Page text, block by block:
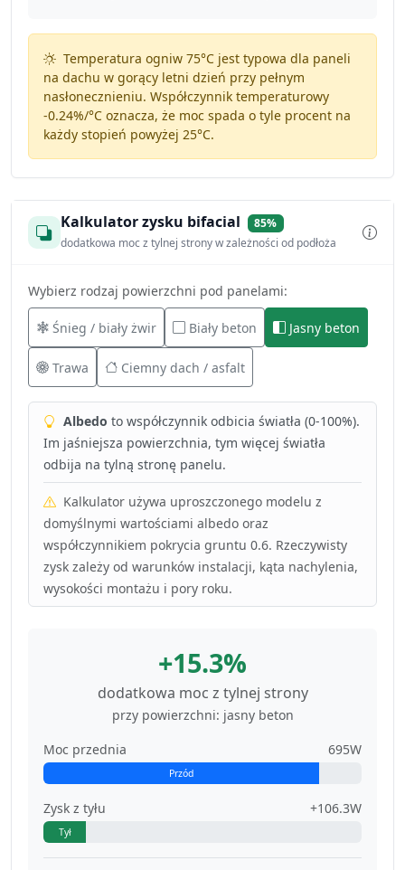
Temperatura ogniw 75°C jest typowa dla paneli
na dachu w gorący letni dzień przy pełnym
nasłonecznieniu. Współczynnik temperaturowy
-0.24%/°Coznacza, że moc spada o tyle procent na
każdy stopień powyżej 25°C.
Kalkulator zysku bifacial
85%
dodatkowa moc z tylnej strony w zależności od podłoża
Wybierz rodzaj powierzchni pod panelami:
Śnieg / biały żwir Biały beton Jasny beton
Trawa Ciemny dach / asfalt
Albedo to współczynnik odbicia światła (0-100%).
Im jaśniejsza powierzchnia, tym więcej światła
odbija na tylną stronę panelu.
Kalkulator używa uproszczonego modelu z
domyślnymi wartościami albedo oraz
współczynnikiem pokrycia gruntu 0.6. Rzeczywisty
zysk zależy od warunków instalacji, kąta nachylenia,
wysokości montażu i pory roku.
+15.3%
dodatkowa moc z tylnej strony
przy powierzchni: jasny beton
Moc przednia
695W
Przód
Zysk z tyłu +106.3W
Tył